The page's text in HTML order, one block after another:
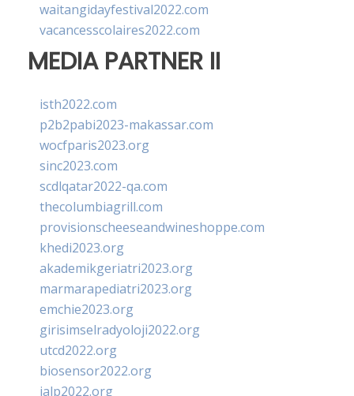
waitangidayfestival2022.com
vacancesscolaires2022.com
MEDIA PARTNER II
isth2022.com
p2b2pabi2023-makassar.com
wocfparis2023.org
sinc2023.com
scdlqatar2022-qa.com
thecolumbiagrill.com
provisionscheeseandwineshoppe.com
khedi2023.org
akademikgeriatri2023.org
marmarapediatri2023.org
emchie2023.org
girisimselradyoloji2022.org
utcd2022.org
biosensor2022.org
ialp2022.org